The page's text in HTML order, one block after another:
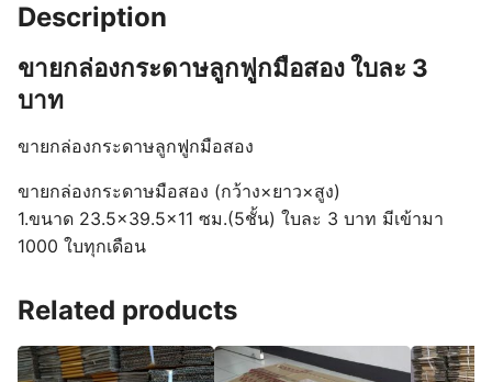
Description
ขายกล่องกระดาษลูกฟูกมือสอง ใบละ 3
บาท
ขายกล่องกระดาษลูกฟูกมือสอง
ขายกล่องกระดาษมือสอง (กว้าง×ยาว×สูง)
1.ขนาด 23.5×39.5×11 ซม.(5ชั้น) ใบละ 3 บาท มีเข้ามา
1000 ใบทุกเดือน
Related products